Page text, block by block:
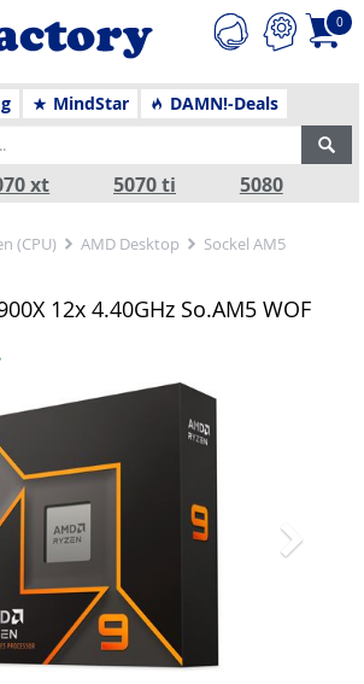
0
MindStar DAMN!-Deals
xt 5070 ti 5080
(CPU) AMD Desktop Sockel AM5
12x 4.40GHz So.AM5 WOF